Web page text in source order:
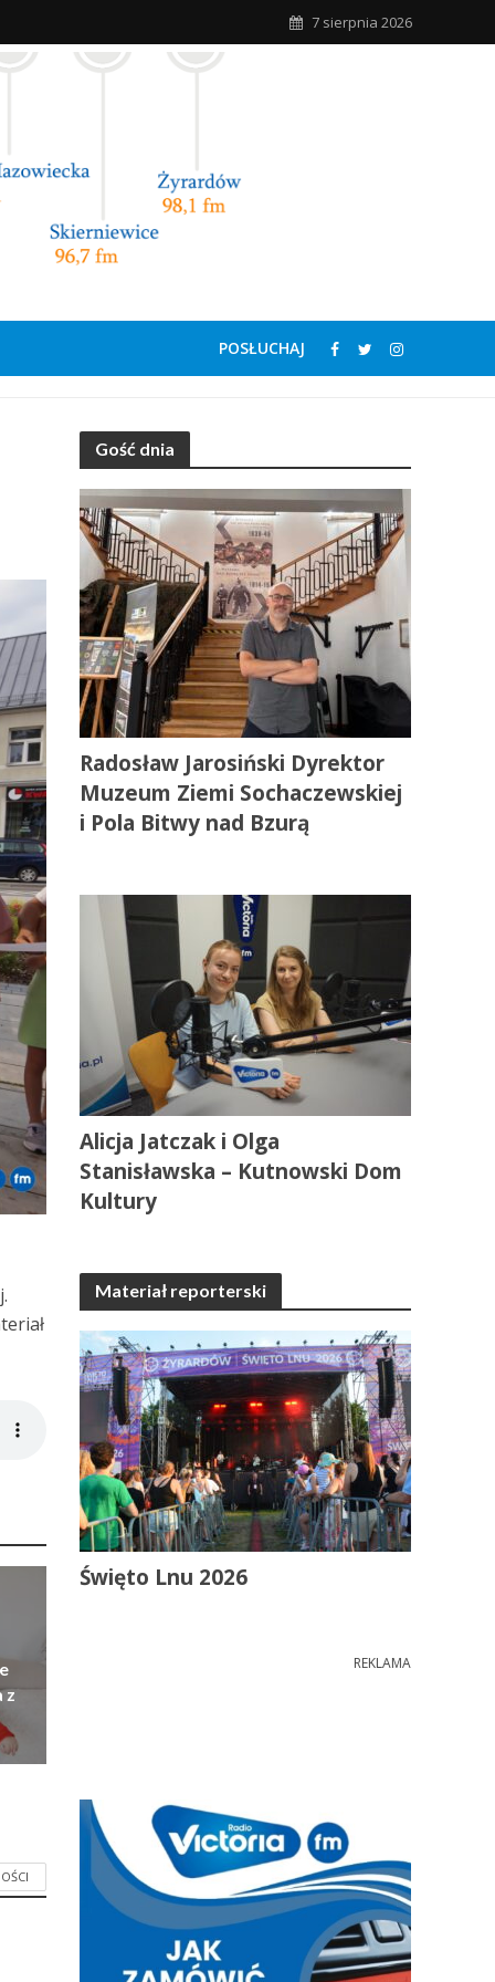
7 sierpnia 2026
POSŁUCHAJ
z
Gość dnia
Radosław Jarosiński Dyrektor
Muzeum Ziemi Sochaczewskiej
i Pola Bitwy nad Bzurą
Alicja Jatczak i Olga
Stanisławska – Kutnowski Dom
Kultury
Materiał reporterski
Święto Lnu 2026
REKLAMA